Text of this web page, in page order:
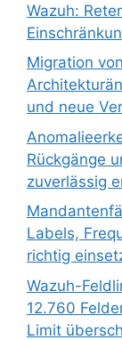
Wazuh:
Migration
und neue
Rückgänge
zuverlässig
Labels,
richtig
Wazuh-
12.760
Limit